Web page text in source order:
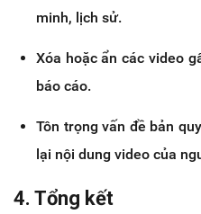
minh, lịch sử.
Xóa hoặc ẩn các video
báo cáo.
Tôn trọng vấn đề bản
lại nội dung video của
4. Tổng kết